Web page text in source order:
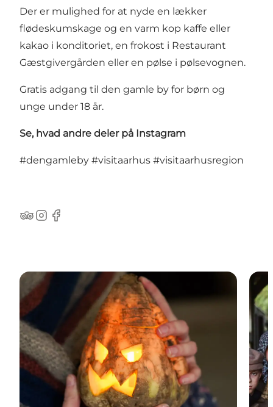
Der er mulighed for at nyde en lækker
flødeskumskage og en varm kop kaffe eller
kakao i konditoriet, en frokost i Restaurant
Gæstgivergården eller en pølse i pølsevognen.
Gratis adgang til den gamle by for børn og
unge under 18 år.
Se, hvad andre deler på Instagram
#dengamleby #visitaarhus #visitaarhusregion
Tripadvisor
Instagram
Facebook